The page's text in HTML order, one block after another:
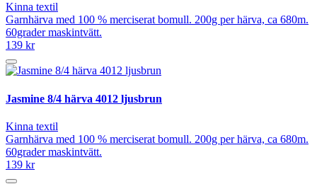
Kinna textil
Garnhärva med 100 % merciserat bomull. 200g per härva, ca 680m.
60grader maskintvätt.
139 kr
Jasmine 8/4 härva 4012 ljusbrun
Kinna textil
Garnhärva med 100 % merciserat bomull. 200g per härva, ca 680m.
60grader maskintvätt.
139 kr